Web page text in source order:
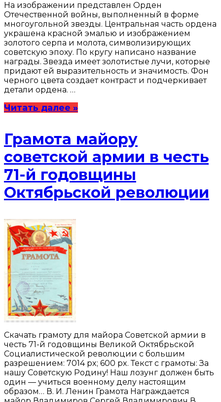
На изображении представлен Орден
Отечественной войны, выполненный в форме
многоугольной звезды. Центральная часть ордена
украшена красной эмалью и изображением
золотого серпа и молота, символизирующих
советскую эпоху. По кругу написано название
награды. Звезда имеет золотистые лучи, которые
придают ей выразительность и значимость. Фон
черного цвета создает контраст и подчеркивает
детали ордена. …
Читать далее »
Грамота майору
советской армии в честь
71-й годовщины
Октябрьской революции
Скачать грамоту для майора Советской армии в
честь 71-й годовщины Великой Октябрьской
Социалистической революции с большим
разрешением: 7014 px; 600 px. Текст с грамоты: За
нашу Советскую Родину! Наш лозунг должен быть
один — учиться военному делу настоящим
образом… В. И. Ленин Грамота Награждается